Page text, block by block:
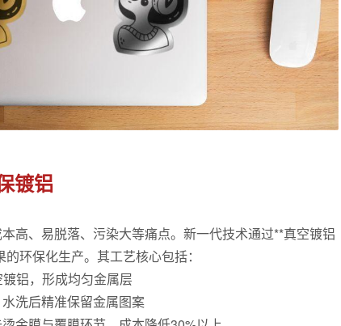
镀铝
高、易脱落、污染大等痛点。新一代技术通过**真空镀铝
环保化生产。其工艺核心包括：
铝，形成均匀金属层
洗后精准保留金属图案